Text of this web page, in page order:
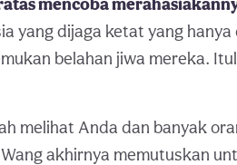
yang dijaga ketat yang
belahan jiwa mereka.
melihat Anda dan banyak
akhirnya memutuskan